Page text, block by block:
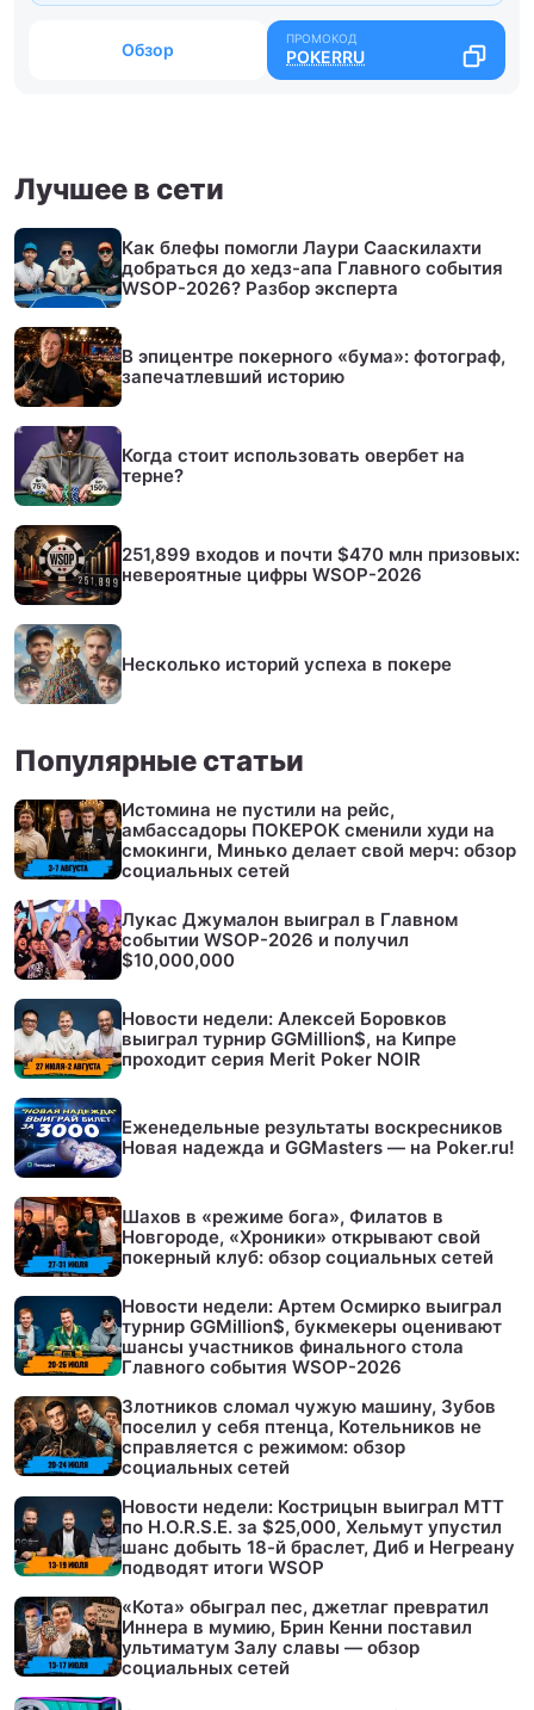
Обзор POKERRU
Лучшее в сети
Как блефы помогли Лаури Сааскилахти
добраться до хедз-апа Главного события
WSOP-2026? Разбор эксперта
В эпицентре покерного «бума»: фотограф,
запечатлевший историю
Когда стоит использовать овербет на
терне?
251,899 входов и почти $470 млн призовых:
невероятные цифры WSOP-2026
Несколько историй успеха в покере
Популярные статьи
Истомина не пустили на рейс,
амбассадоры ПОКЕРОК сменили худи на
смокинги, Минько делает свой мерч: обзор
социальных сетей
Лукас Джумалон выиграл в Главном
событии WSOP-2026 и получил
$10,000,000
Новости недели: Алексей Боровков
выиграл турнир GGMillion$, на Кипре
проходит серия Merit Poker NOIR
Еженедельные результаты воскресников
Новая надежда и GGMasters — на Poker.ru!
Шахов в «режиме бога», Филатов в
Новгороде, «Хроники» открывают свой
покерный клуб: обзор социальных сетей
Новости недели: Артем Осмирко выиграл
турнир GGMillion$, букмекеры оценивают
шансы участников финального стола
Главного события WSOP-2026
Злотников сломал чужую машину, Зубов
поселил у себя птенца, Котельников не
справляется с режимом: обзор
социальных сетей
Новости недели: Кострицын выиграл МТТ
по H.O.R.S.E. за $25,000, Хельмут упустил
шанс добыть 18-й браслет, Диб и Негреану
подводят итоги WSOP
«Кота» обыграл пес, джетлаг превратил
Иннера в мумию, Брин Кенни поставил
ультиматум Залу славы — обзор
социальных сетей